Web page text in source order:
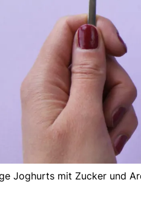
Joghurts mit Zucker und